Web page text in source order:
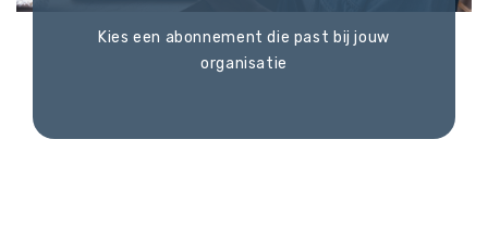
Kies een abonnement die past bij jouw
organisatie